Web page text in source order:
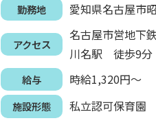
勤務地 愛知県名古屋市
アクセス
名古屋市営地下
川名駅 徒歩9分
給与 時給1,320円～
施設形態 私立認可保育園